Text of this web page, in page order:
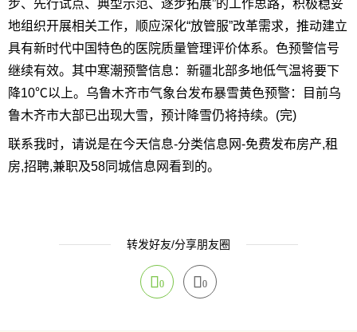
步、先行试点、典型示范、逐步拓展”的工作思路，积极稳妥
地组织开展相关工作，顺应深化“放管服”改革需求，推动建立
具有新时代中国特色的医院质量管理评价体系。色预警信号
继续有效。其中寒潮预警信息：新疆北部多地低气温将要下
降10℃以上。乌鲁木齐市气象台发布暴雪黄色预警：目前乌
鲁木齐市大部已出现大雪，预计降雪仍将持续。(完)
联系我时，请说是在今天信息-分类信息网-免费发布房产,租
房,招聘,兼职及58同城信息网看到的。
转发好友/分享朋友圈
0 0